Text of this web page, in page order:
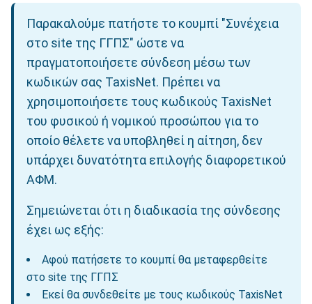
Παρακαλούμε πατήστε το κουμπί "Συνέχεια
στο site της ΓΓΠΣ" ώστε να
πραγματοποιήσετε σύνδεση μέσω των
κωδικών σας TaxisNet. Πρέπει να
χρησιμοποιήσετε τους κωδικούς TaxisNet
του φυσικού ή νομικού προσώπου για το
οποίο θέλετε να υποβληθεί η αίτηση, δεν
υπάρχει δυνατότητα επιλογής διαφορετικού
ΑΦΜ.
Σημειώνεται ότι η διαδικασία της σύνδεσης
έχει ως εξής:
Αφού πατήσετε το κουμπί θα μεταφερθείτε
στο site της ΓΓΠΣ
Εκεί θα συνδεθείτε με τους κωδικούς TaxisNet